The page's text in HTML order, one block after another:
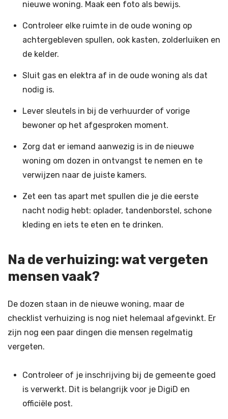
nieuwe woning. Maak een foto als bewijs.
Controleer elke ruimte in de oude woning op
achtergebleven spullen, ook kasten, zolderluiken en
de kelder.
Sluit gas en elektra af in de oude woning als dat
nodig is.
Lever sleutels in bij de verhuurder of vorige
bewoner op het afgesproken moment.
Zorg dat er iemand aanwezig is in de nieuwe
woning om dozen in ontvangst te nemen en te
verwijzen naar de juiste kamers.
Zet een tas apart met spullen die je die eerste
nacht nodig hebt: oplader, tandenborstel, schone
kleding en iets te eten en te drinken.
Na de verhuizing: wat vergeten
mensen vaak?
De dozen staan in de nieuwe woning, maar de
checklist verhuizing is nog niet helemaal afgevinkt. Er
zijn nog een paar dingen die mensen regelmatig
vergeten.
Controleer of je inschrijving bij de gemeente goed
is verwerkt. Dit is belangrijk voor je DigiD en
officiële post.